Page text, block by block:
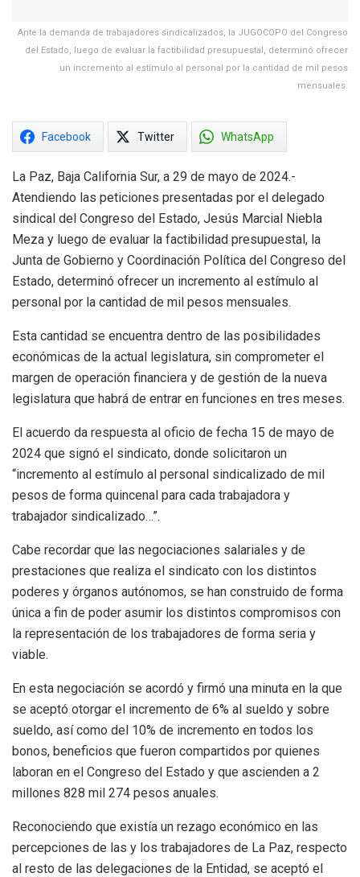
Ante la demanda de trabajadores sindicalizados, la JUGOCOPO del Congreso
del Estado, luego de evaluar la factibilidad presupuestal, determinó ofrecer
un incremento al estímulo al personal por la cantidad de mil pesos
mensuales.
Facebook Twitter WhatsApp
La Paz, Baja California Sur, a 29 de mayo de 2024.-
Atendiendo las peticiones presentadas por el delegado
sindical del Congreso del Estado, Jesús Marcial Niebla
Meza y luego de evaluar la factibilidad presupuestal, la
Junta de Gobierno y Coordinación Política del Congreso del
Estado, determinó ofrecer un incremento al estímulo al
personal por la cantidad de mil pesos mensuales.
Esta cantidad se encuentra dentro de las posibilidades
económicas de la actual legislatura, sin comprometer el
margen de operación financiera y de gestión de la nueva
legislatura que habrá de entrar en funciones en tres meses.
El acuerdo da respuesta al oficio de fecha 15 de mayo de
2024 que signó el sindicato, donde solicitaron un
“incremento al estímulo al personal sindicalizado de mil
pesos de forma quincenal para cada trabajadora y
trabajador sindicalizado…”.
Cabe recordar que las negociaciones salariales y de
prestaciones que realiza el sindicato con los distintos
poderes y órganos autónomos, se han construido de forma
única a fin de poder asumir los distintos compromisos con
la representación de los trabajadores de forma seria y
viable.
En esta negociación se acordó y firmó una minuta en la que
se aceptó otorgar el incremento de 6% al sueldo y sobre
sueldo, así como del 10% de incremento en todos los
bonos, beneficios que fueron compartidos por quienes
laboran en el Congreso del Estado y que ascienden a 2
millones 828 mil 274 pesos anuales.
Reconociendo que existía un rezago económico en las
percepciones de las y los trabajadores de La Paz, respecto
al resto de las delegaciones de la Entidad, se aceptó el